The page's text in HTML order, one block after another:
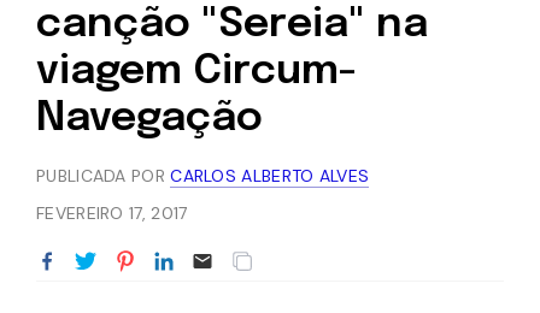
canção "Sereia" na
viagem Circum-
Navegação
PUBLICADA PORCARLOS ALBERTO ALVES
FEVEREIRO 17, 2017